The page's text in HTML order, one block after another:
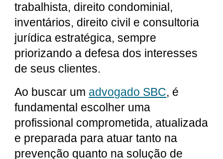
trabalhista, direito condominial,
inventários, direito civil e consultoria
jurídica estratégica, sempre
priorizando a defesa dos interesses
de seus clientes.
Ao buscar um advogado SBC, é
fundamental escolher uma
profissional comprometida, atualizada
e preparada para atuar tanto na
prevenção quanto na solução de